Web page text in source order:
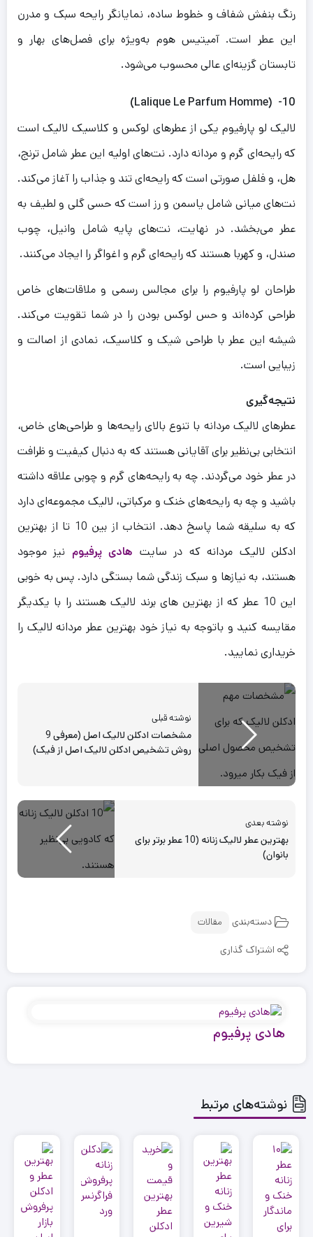
رنگ بنفش شفاف و خطوط ساده، نمایانگر رایحه سبک و مدرن
این عطر است. آمیتیس هوم به‌ویژه برای فصل‌های بهار و
تابستان گزینه‌ای عالی محسوب می‌شود.
10- (Lalique Le Parfum Homme)
لالیک لو پارفیوم یکی از عطرهای لوکس و کلاسیک لالیک است
که رایحه‌ای گرم و مردانه دارد. نت‌های اولیه این عطر شامل ترنج،
هل، و فلفل صورتی است که رایحه‌ای تند و جذاب را آغاز می‌کند.
نت‌های میانی شامل یاسمن و رز است که حسی گلی و لطیف به
عطر می‌بخشد. در نهایت، نت‌های پایه شامل وانیل، چوب
صندل، و کهربا هستند که رایحه‌ای گرم و اغواگر را ایجاد می‌کنند.
طراحان لو پارفیوم را برای مجالس رسمی و ملاقات‌های خاص
طراحی کرده‌اند و حس لوکس بودن را در شما تقویت می‌کند.
شیشه این عطر با طراحی شیک و کلاسیک، نمادی از اصالت و
زیبایی است.
نتیجه‌گیری
عطرهای لالیک مردانه با تنوع بالای رایحه‌ها و طراحی‌های خاص،
انتخابی بی‌نظیر برای آقایانی هستند که به دنبال کیفیت و ظرافت
در عطر خود می‌گردند. چه به رایحه‌های گرم و چوبی علاقه داشته
باشید و چه به رایحه‌های خنک و مرکباتی، لالیک مجموعه‌ای دارد
که به سلیقه شما پاسخ دهد. انتخاب از بین 10 تا از بهترین
ادکلن لالیک مردانه که در سایت هادی پرفیوم نیز موجود
هستند، به نیازها و سبک زندگی شما بستگی دارد. پس به خوبی
این 10 عطر که از بهترین های برند لالیک هستند را با یکدیگر
مقایسه کنید و باتوجه به نیاز خود بهترین عطر مردانه لالیک را
خریداری نمایید.
نوشته قبلی
مشخصات ادکلن لالیک اصل (معرفی 9
روش تشخیص ادکلن لالیک اصل از فیک)
نوشته بعدی
بهترین عطر لالیک زنانه (10 عطر برتر برای
بانوان)
دسته‌بندی مقالات
اشتراک گذاری
هادی پرفیوم
نوشته‌های مرتبط